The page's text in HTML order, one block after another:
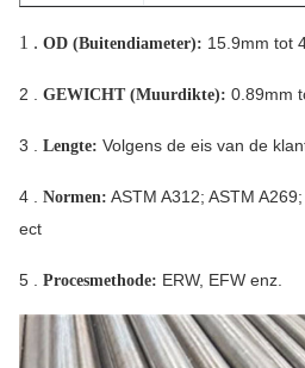
1 . OD (Buitendiameter): 15.9mm tot
2 . GEWICHT (Muurdikte): 0.89mm
3 . Lengte: Volgens de eis van de
4 . Normen: ASTM A312; ASTM
ect
5 . Procesmethode: ERW, EFW enz.